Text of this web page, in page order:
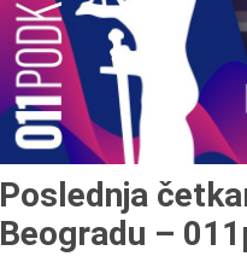
Poslednja
Beogradu –